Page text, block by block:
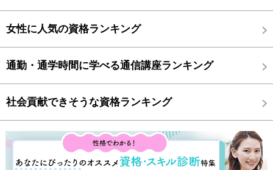
女性に人気の資格ランキング
通勤・通学時間に学べる通信講座ランキング
社会貢献できそうな資格ランキング